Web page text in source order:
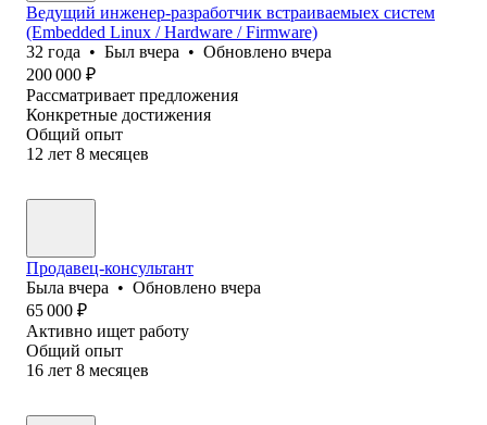
Ведущий инженер-разработчик встраиваемыех систем
(Embedded Linux / Hardware / Firmware)
32 года • Был вчера • Обновлено вчера
200 000 ₽
Рассматривает предложения
Конкретные достижения
Общий опыт
12 лет 8 месяцев
Продавец-консультант
Была вчера • Обновлено вчера
65 000 ₽
Активно ищет работу
Общий опыт
16 лет 8 месяцев